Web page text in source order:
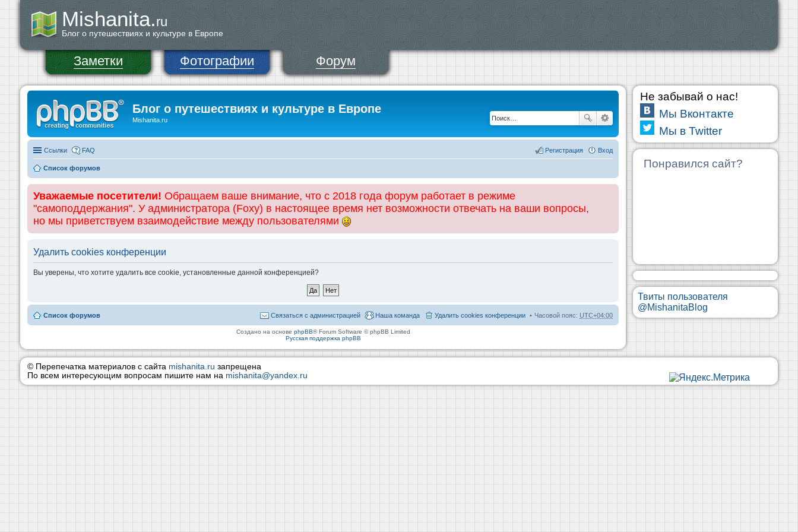
Mishanita.ru
Блог о путешествиях и культуре в Европе
Заметки Фотографии Форум
Блог о путешествиях и культуре в Европе
Mishanita.ru
Ссылки FAQ Вход
Регистрация
Список форумов
Уважаемые посетители! Обращаем ваше внимание, что с 2018 года форум работает в режиме
"самоподдержания". У администратора (Foxy) в настоящее время нет возможности отвечать на ваши вопросы,
но мы приветствуем взаимодействие между пользователями
Удалить cookies конференции
Вы уверены, что хотите удалить все cookie, установленные данной конференцией?
Список форумов Часовой пояс: UTC+04:00
Удалить cookies конференции
Наша команда
Связаться с администрацией
Создано на основе phpBB® Forum Software © phpBB Limited
Русская поддержка phpBB
Не забывай о нас!
Мы Вконтакте
Мы в Twitter
Понравился сайт?
Твиты пользователя
@MishanitaBlog
© Перепечатка материалов с сайта mishanita.ru запрещена
По всем интересующим вопросам пишите нам на mishanita@yandex.ru